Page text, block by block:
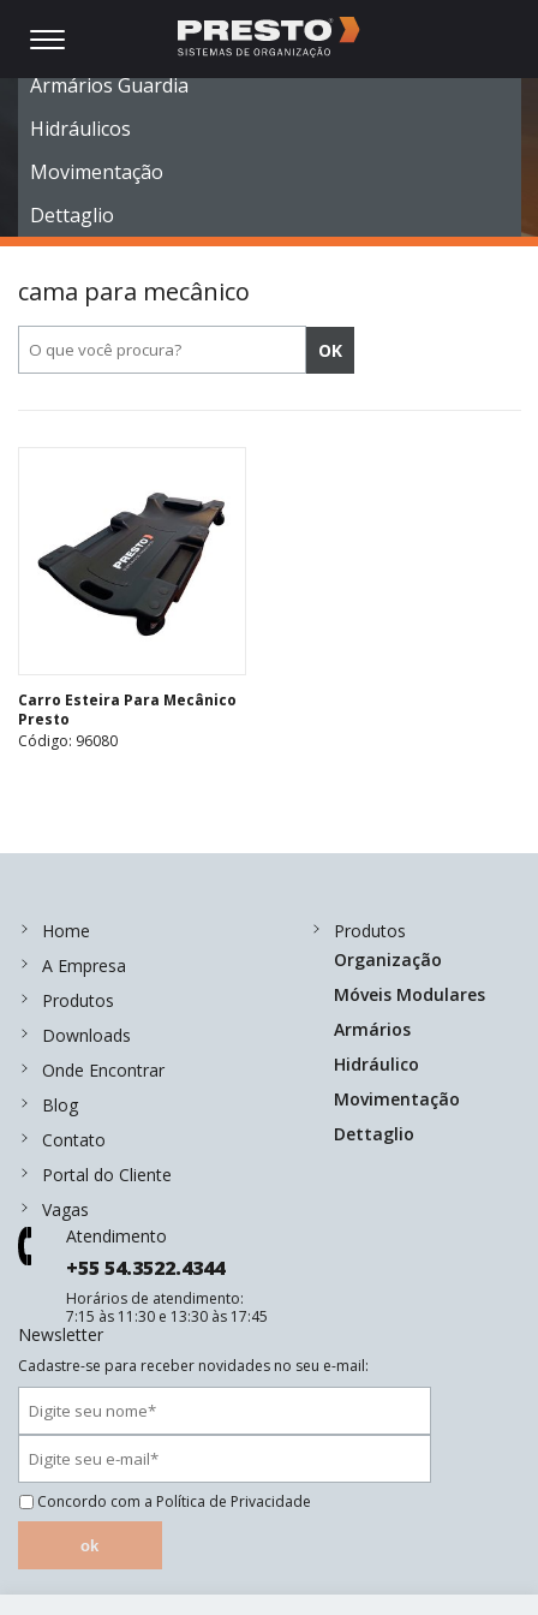
Móveis Modulares
Armários Guardia
Hidráulicos
Movimentação
Dettaglio
cama para mecânico
Carro Esteira Para Mecânico
Presto
Código: 96080
Home
A Empresa
Produtos
Downloads
Onde Encontrar
Blog
Contato
Portal do Cliente
Vagas
Produtos
Organização
Móveis Modulares
Armários
Hidráulico
Movimentação
Dettaglio
Atendimento
+55 54.3522.4344
Horários de atendimento:
7:15 às 11:30 e 13:30 às 17:45
Newsletter
Cadastre-se para receber novidades no seu e-mail:
Concordo com a Política de Privacidade
ok